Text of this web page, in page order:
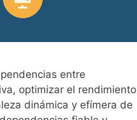
entre
optimizar el rendimiento
dinámica y efímera de